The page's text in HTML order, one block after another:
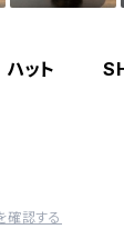
ハット
確認する